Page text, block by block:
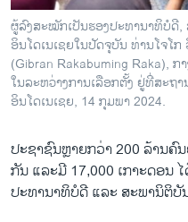
ສຽງ
ລາຍການກະຈາຍສຽງ
ລາຍງານ
ຕິດຕາມພວກເຮົາ ທີ່
ພາສາຕ່າງໆ
ຜູ້ລົງສະໝັກເປັນຮອງປະທານາທິບໍດີ
ອິນໂດເນເຊຍໃນປັດຈຸບັນ ທ່ານໂຈໂ
(Gibran Rakabuming Raka),
ໃນລະຫວ່າງການເລືອກຕັ້ງ ຢູ່ທີ່ສະຖ
ອິນໂດເນເຊຍ, 14 ກຸມພາ 2024.
ປະຊາຊົນຫຼາຍກວ່າ 200 ລ້ານຄົ
ກັນ ແລະມີ 17,000 ເກາະດອນ
ປະທານາທິບໍດີ ແລະ ສະພານິຕິບັ